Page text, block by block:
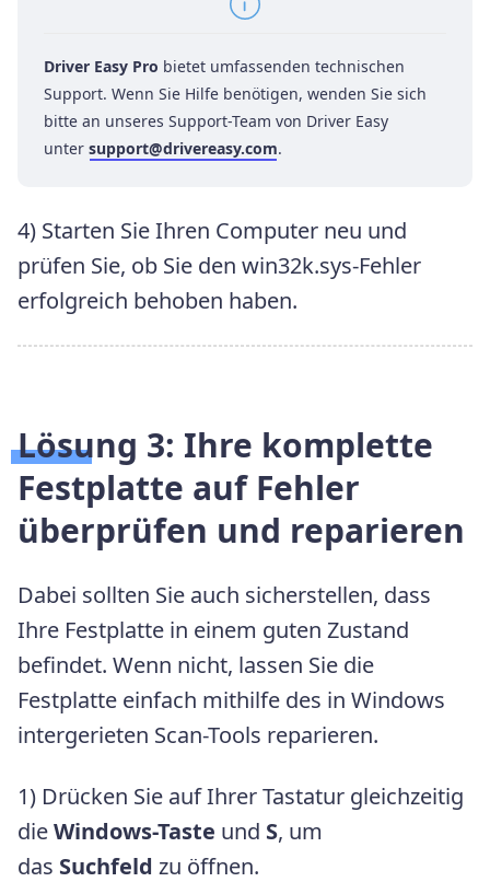
Driver Easy Pro bietet umfassenden technischen
Support. Wenn Sie Hilfe benötigen, wenden Sie sich
bitte an unseres Support-Team von Driver Easy
unter support@drivereasy.com.
4) Starten Sie Ihren Computer neu und
prüfen Sie, ob Sie den win32k.sys-Fehler
erfolgreich behoben haben.
Lösung 3: Ihre komplette
Festplatte auf Fehler
überprüfen und reparieren
Dabei sollten Sie auch sicherstellen, dass
Ihre Festplatte in einem guten Zustand
befindet. Wenn nicht, lassen Sie die
Festplatte einfach mithilfe des in Windows
intergerieten Scan-Tools reparieren.
1) Drücken Sie auf Ihrer Tastatur gleichzeitig
dieWindows-Taste und S, um
das Suchfeld zu öffnen.